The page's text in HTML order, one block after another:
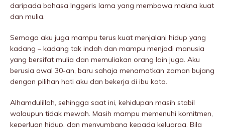
daripada bahasa Inggeris lama yang membawa makna kuat
dan mulia.
Semoga aku juga mampu terus kuat menjalani hidup yang
kadang – kadang tak indah dan mampu menjadi manusia
yang bersifat mulia dan memuliakan orang lain juga. Aku
berusia awal 30-an, baru sahaja menamatkan zaman bujang
dengan pilihan hati aku dan bekerja di ibu kota.
Alhamdulillah, sehingga saat ini, kehidupan masih stabil
walaupun tidak mewah. Masih mampu memenuhi komitmen,
keperluan hidup, dan menyumbang kepada keluarga. Bila